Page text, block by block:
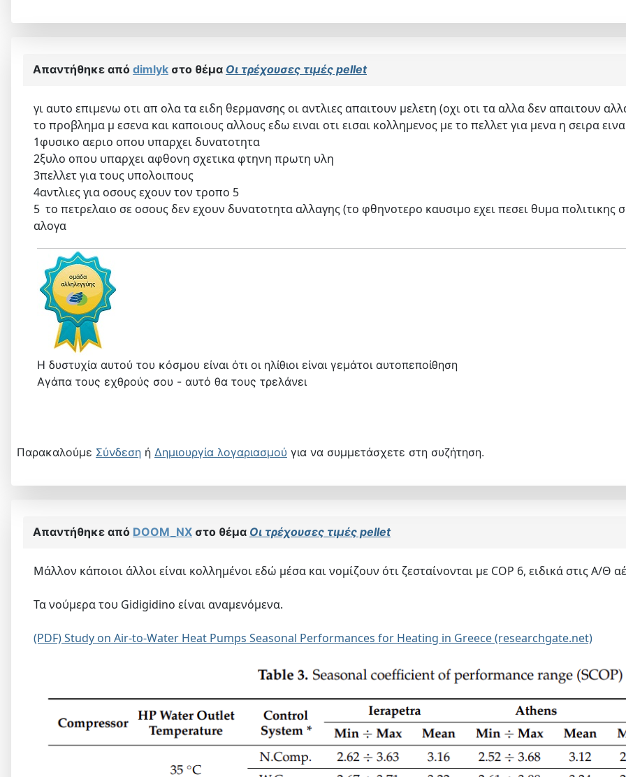
Απαντήθηκε από dimlyk στο θέμα Οι τρέχουσες τιμές pellet
γι αυτο επιμενω οτι απ ολα τα ειδη θερμανσης οι αντλιες απαιτουν μελετη (οχι οτι τα αλλα δεν απαιτουν
το προβλημα μ εσενα και καποιους αλλους εδω ειναι οτι εισαι κολλημενος με το πελλετ για μενα η σειρα
1φυσικο αεριο οπου υπαρχει δυνατοτητα
2ξυλο οπου υπαρχει αφθονη σχετικα φτηνη πρωτη υλη
3πελλετ για τους υπολοιπους
4αντλιες για οσους εχουν τον τροπο 5
5 το πετρελαιο σε οσους δεν εχουν δυνατοτητα αλλαγης (το φθηνοτερο καυσιμο εχει πεσει θυμα
αλογα
Η δυστυχία αυτού του κόσμου είναι ότι οι ηλίθιοι είναι γεμάτοι αυτοπεποίθηση
Αγάπα τους εχθρούς σου - αυτό θα τους τρελάνει
Παρακαλούμε Σύνδεση ή Δημιουργία λογαριασμού για να συμμετάσχετε στη συζήτηση.
Απαντήθηκε από DOOM_NX στο θέμα Οι τρέχουσες τιμές pellet
Μάλλον κάποιοι άλλοι είναι κολλημένοι εδώ μέσα και νομίζουν ότι ζεσταίνονται με COP 6, ειδικά στις Α/Θ
Τα νούμερα του Gidigidino είναι αναμενόμενα.
(PDF) Study on Air-to-Water Heat Pumps Seasonal Performances for Heating in Greece (researchgate.net)